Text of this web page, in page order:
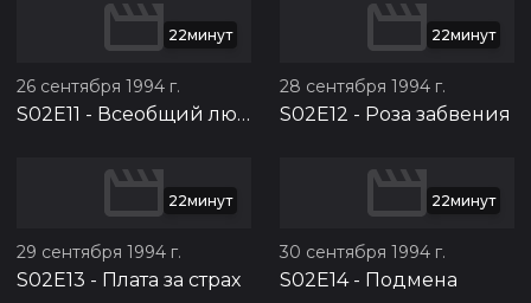
22минут
26 сентября 1994 г.
S02E11 - Всеобщий любимец
22минут
28 сентября 1994 г.
S02E12 - Роза забвения
22минут
29 сентября 1994 г.
S02E13 - Плата за страх
22минут
30 сентября 1994 г.
S02E14- Подмена